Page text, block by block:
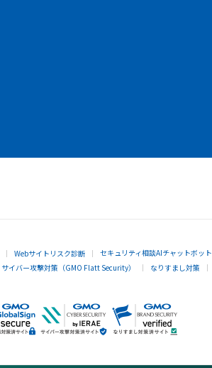
Webサイトリスク診断
セキュリティ相談AIチャットボット
サイバー攻撃対策（GMO Flatt Security） なりすまし対策